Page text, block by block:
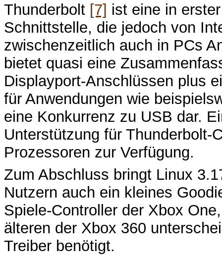
Thunderbolt [7] ist eine in
Schnittstelle, die jedoch von
zwischenzeitlich auch in PCs
bietet quasi eine
Displayport-Anschlüssen plus
für Anwendungen wie
eine Konkurrenz zu USB dar.
Unterstützung für Thunderbolt-
Prozessoren zur Verfügung.
Zum Abschluss bringt Linux
Nutzern auch ein kleines
Spiele-Controller der Xbox
älteren der Xbox 360
Treiber benötigt.